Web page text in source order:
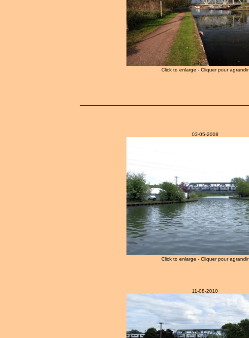
Click to enlarge - Cliquer pour agrandir
03-05-2008
Click to enlarge - Cliquer pour agrandir
11-08-2010